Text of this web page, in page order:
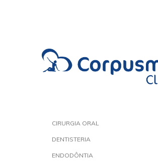
CIRURGIA ORAL
DENTISTERIA
ENDODÔNTIA